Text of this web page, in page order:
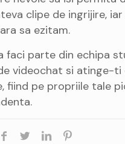
clipe de ingrijire,
sa ezitam.
faci parte din echipa
videochat si atinge-ti
fiind pe propriile tale